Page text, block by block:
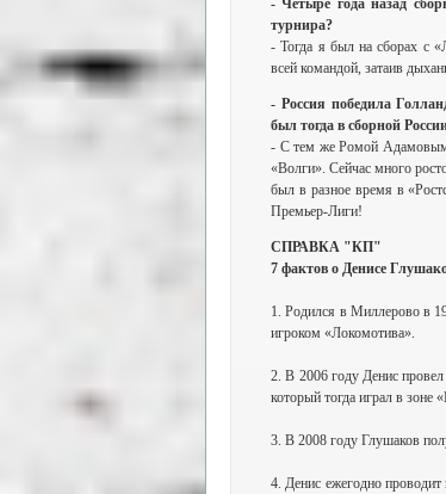
турнира?
- Тогда я был на сборах с
всей командой, затаив
- Россия победила
был тогда в сборной
- С тем же Ромой
«Волги». Сейчас много
был в разное время в
Премьер-Лиги!
СПРАВКА "КП"
7 фактов о Денисе
1. Родился в Миллерово в
игроком «Локомотива».
2. В 2006 году Денис
который тогда играл в зоне
3. В 2008 году Глушаков
4. Денис ежегодно